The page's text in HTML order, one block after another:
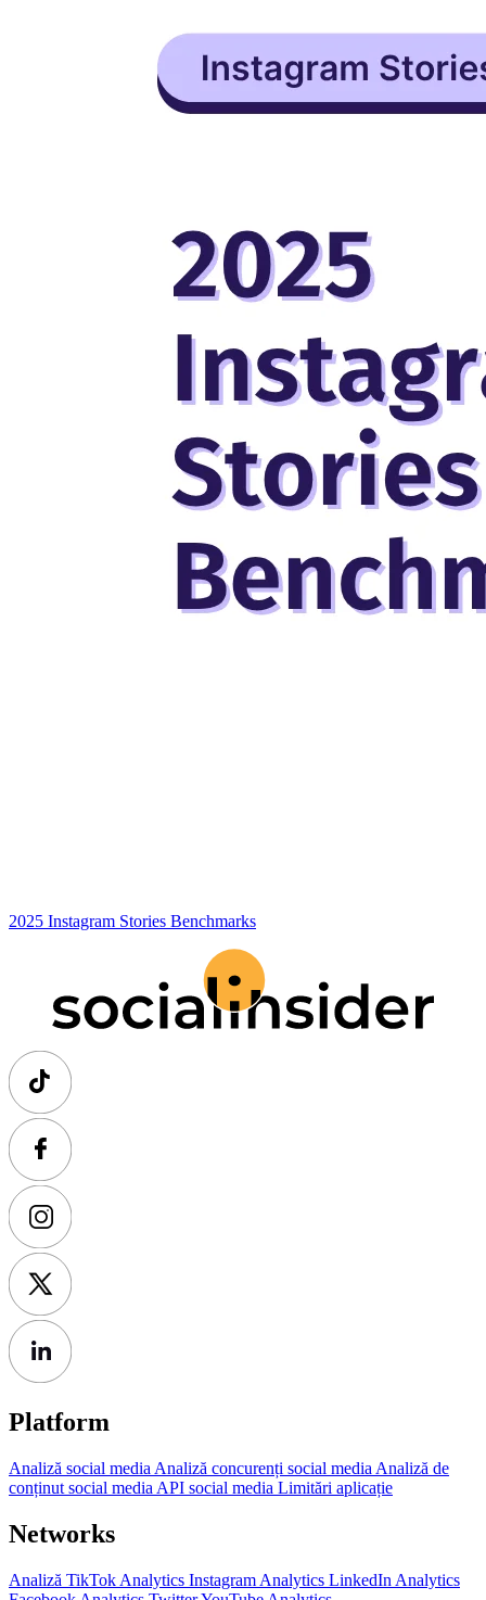
2025 Instagram Stories Benchmarks
Platform
Analiză social media Analiză concurenți social media Analiză de
conținut social media API social media Limitări aplicație
Networks
Analiză TikTok Analytics Instagram Analytics LinkedIn Analytics